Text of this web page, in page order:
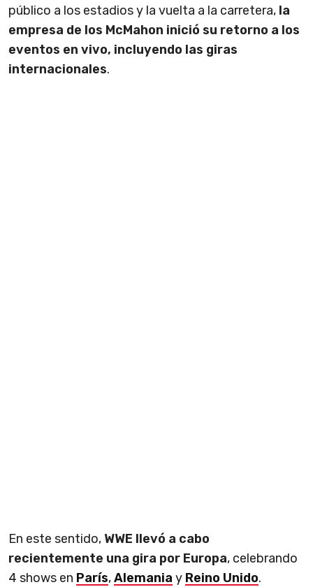
público a los estadios y la vuelta a la carretera, la
empresa de los McMahon inició su retorno a los
eventos en vivo, incluyendo las giras
internacionales.
En este sentido, WWE llevó a cabo
recientemente una gira por Europa, celebrando
4 shows en París,Alemania y Reino Unido.